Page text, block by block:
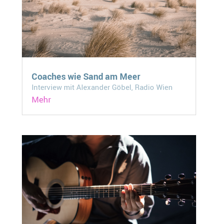
Coaches wie Sand am Meer
Interview mit Alexander Göbel, Radio Wien
Mehr